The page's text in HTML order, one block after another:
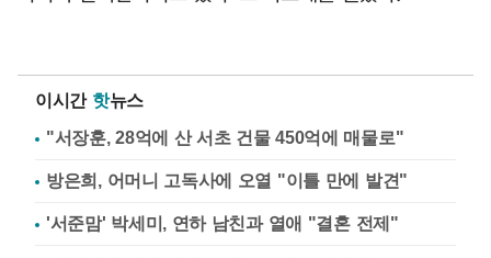
이시간 핫뉴스
"서장훈, 28억에 산 서초 건물 450억에 매물로"
방은희, 어머니 고독사에 오열 "이틀 만에 발견"
'서준맘' 박세미, 연하 남친과 열애 "결혼 전제"